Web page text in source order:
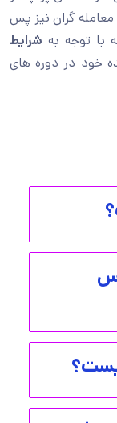
معامله گران نیز پس
با توجه به شرایط
خود در دوره های